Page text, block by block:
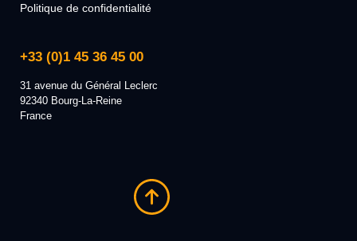
Politique de confidentialité
+33 (0)1 45 36 45 00
31 avenue du Général Leclerc
92340 Bourg-La-Reine
France